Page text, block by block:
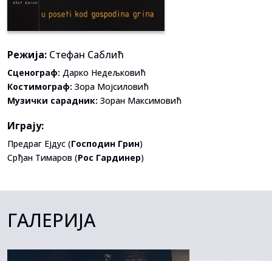
Режија: Стефан Саблић
Сценограф: Дарко Недељковић
Костимограф: Зора Мојсиловић
Музички сарадник: Зоран Максимовић
Играју:
Предраг Ејдус (Господин Грин)
Срђан Тимаров (Рос Гардинер)
ГАЛЕРИЈА